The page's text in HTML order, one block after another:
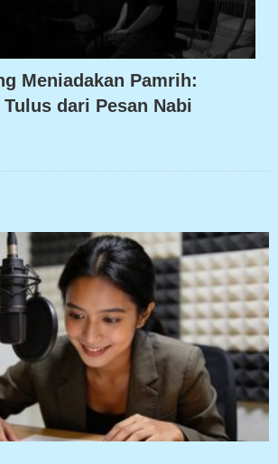
Meniadakan Pamrih:
dari Pesan Nabi